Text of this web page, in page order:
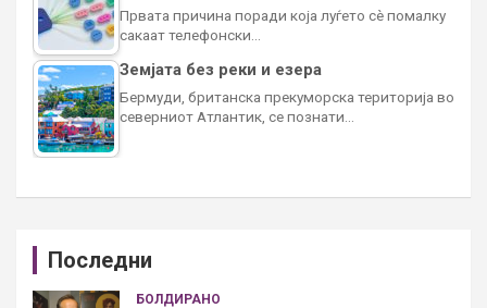
Првата причина поради која луѓето сè помалку
сакаат телефонски…
Земјата без реки и езера
Бермуди, британска прекуморска територија во
северниот Атлантик, се познати…
Последни
БОЛДИРАНО